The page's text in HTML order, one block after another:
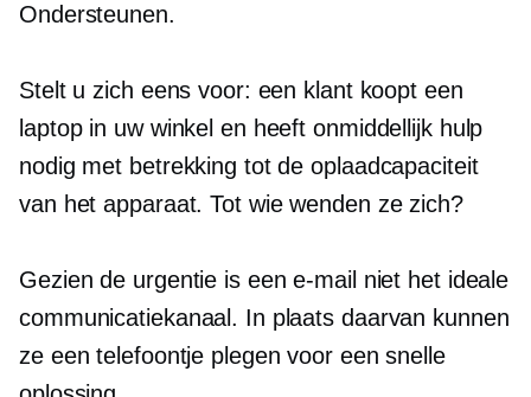
Ondersteunen.
Stelt u zich eens voor: een klant koopt een
laptop in uw winkel en heeft onmiddellijk hulp
nodig met betrekking tot de oplaadcapaciteit
van het apparaat. Tot wie wenden ze zich?
Gezien de urgentie is een e-mail niet het ideale
communicatiekanaal. In plaats daarvan kunnen
ze een telefoontje plegen voor een snelle